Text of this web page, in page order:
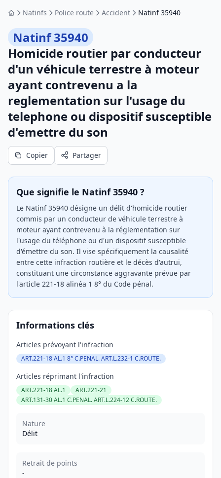
AccueilNatinfs Police route Accident Natinf 35940
Natinf 35940
Homicide routier par conducteur
d'un véhicule terrestre à moteur
ayant contrevenu a la
reglementation sur l'usage du
telephone ou dispositif susceptible
d'emettre du son
Copier Partager
Que signifie le Natinf 35940 ?
Le Natinf 35940 désigne un délit d'homicide routier
commis par un conducteur de véhicule terrestre à
moteur ayant contrevenu à la réglementation sur
l'usage du téléphone ou d'un dispositif susceptible
d'émettre du son. Il vise spécifiquement la causalité
entre cette infraction routière et le décès d'autrui,
constituant une circonstance aggravante prévue par
l'article 221-18 alinéa 1 8° du Code pénal.
Informations clés
Articles prévoyant l'infraction
ART.221-18 AL.1 8° C.PENAL. ART.L.232-1 C.ROUTE.
Articles réprimant l'infraction
ART.221-18 AL.1
ART.221-21
ART.131-30 AL.1 C.PENAL. ART.L.224-12 C.ROUTE.
Nature
Délit
Retrait de points
-